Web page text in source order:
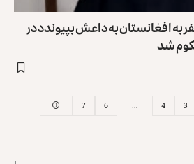
افغانستان به داعش بپیوندد در
شد
3
4
…
6
7